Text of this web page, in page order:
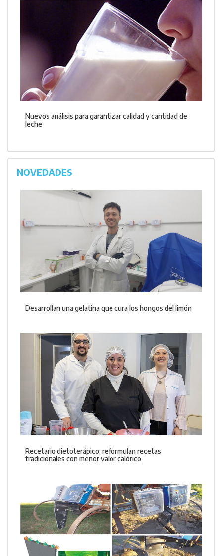
Nuevos análisis para garantizar calidad y cantidad de
leche
NOVEDADES
Desarrollan una gelatina que cura los hongos del limón
Recetario dietoterápico: reformulan recetas
tradicionales con menor valor calórico